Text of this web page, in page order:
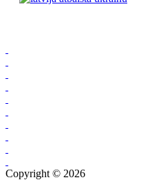
Copyright © 2026